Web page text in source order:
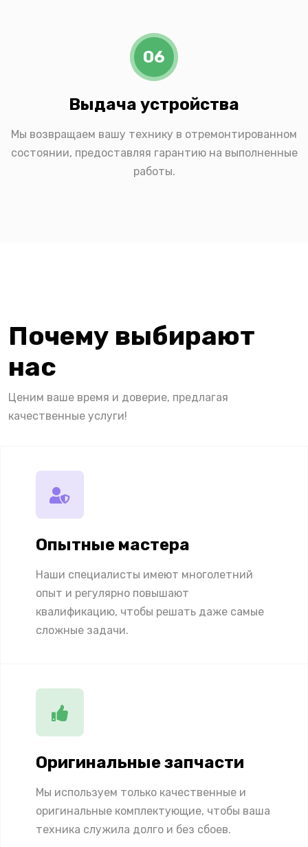
06
Выдача устройства
Мы возвращаем вашу технику в отремонтированном
состоянии, предоставляя гарантию на выполненные
работы.
Почему выбирают
нас
Ценим ваше время и доверие, предлагая
качественные услуги!
Опытные мастера
Наши специалисты имеют многолетний
опыт и регулярно повышают
квалификацию, чтобы решать даже самые
сложные задачи.
Оригинальные запчасти
Мы используем только качественные и
оригинальные комплектующие, чтобы ваша
техника служила долго и без сбоев.